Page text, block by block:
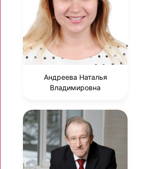
Андреева Наталья
Владимировна